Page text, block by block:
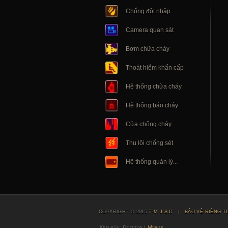
Chống đột nhập
Camera quan sát
Bơm chữa cháy
Thoát hiểm khẩn cấp
Hệ thống chữa cháy
Hệ thống báo cháy
Cửa chống cháy
Thu lôi chống sét
Hệ thống quản lý...
COPYRIGHT © 2015T-M J.S.C BẢO VỆ RIÊNG